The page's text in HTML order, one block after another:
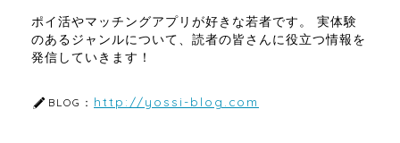
ポイ活やマッチングアプリが好きな若者です。 実体験
のあるジャンルについて、読者の皆さんに役立つ情報を
発信していきます！
BLOG： http://yossi-blog.com